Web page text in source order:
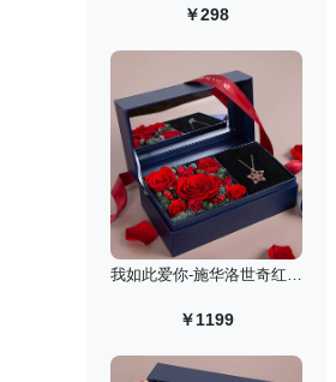
￥298
我如此爱你-施华洛世奇红色许愿星项链永生花礼盒
￥1199